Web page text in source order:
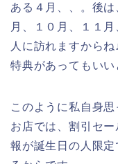
ある４月、、。後
月、１０月、１１
人に訪れますから
特典があってもいい
このように私自身
お店では、割引セ
報が誕生日の人限